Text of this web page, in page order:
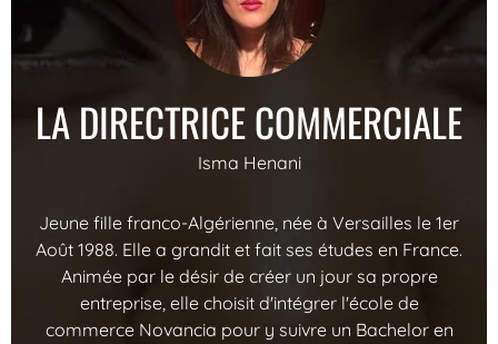
LA DIRECTRICE COMMERCIALE
Isma Henani
Jeune fille franco-Algérienne, née à Versailles le 1er
Août 1988. Elle a grandit et fait ses études en France.
Animée par le désir de créer un jour sa propre
entreprise, elle choisit d'intégrer l'école de
commerce Novancia pour y suivre un Bachelor en